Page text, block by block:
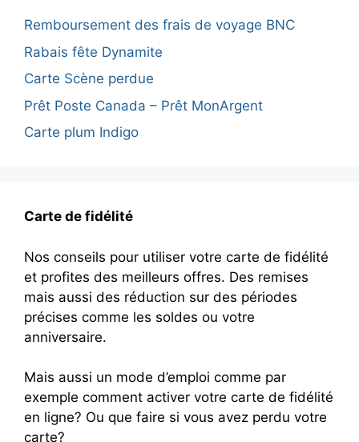
Remboursement des frais de voyage BNC
Rabais fête Dynamite
Carte Scène perdue
Prêt Poste Canada – Prêt MonArgent
Carte plum Indigo
Carte de fidélité
Nos conseils pour utiliser votre carte de fidélité
et profites des meilleurs offres. Des remises
mais aussi des réduction sur des périodes
précises comme les soldes ou votre
anniversaire.
Mais aussi un mode d’emploi comme par
exemple comment activer votre carte de fidélité
en ligne? Ou que faire si vous avez perdu votre
carte?